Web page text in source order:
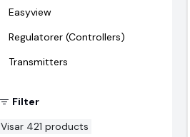
Easyview
Regulatorer (Controllers)
Transmitters
Filter
Visar 421 products